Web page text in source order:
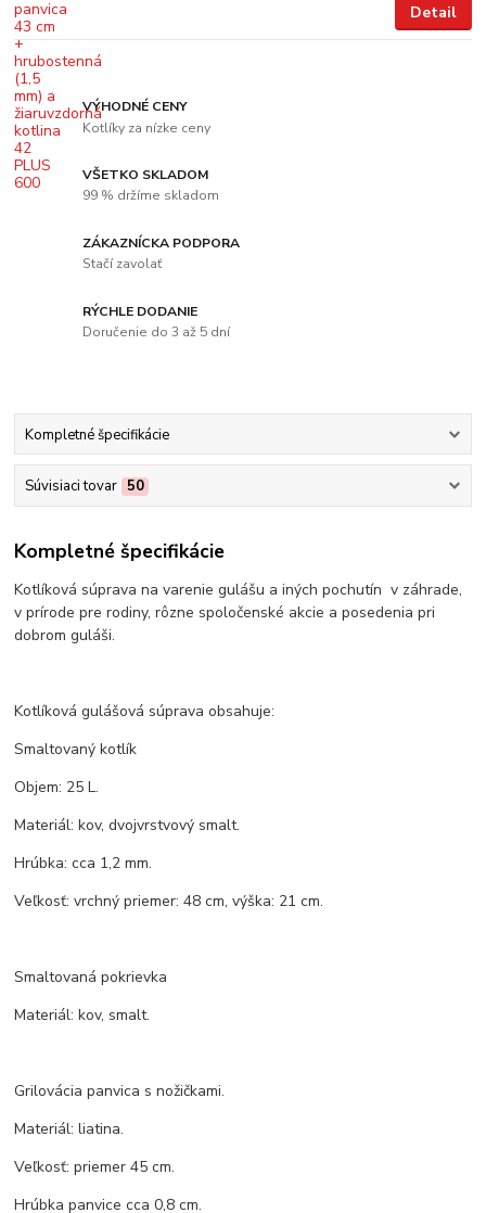
Detail
VÝHODNÉ CENY
Kotlíky za nízke ceny
VŠETKO SKLADOM
99 % držíme skladom
ZÁKAZNÍCKA PODPORA
Stačí zavolať
RÝCHLE DODANIE
Doručenie do 3 až 5 dní
Kompletné špecifikácie
Súvisiaci tovar 50
Kompletné špecifikácie
Kotlíková súprava na varenie gulášu a iných pochutín v záhrade,
v prírode pre rodiny, rôzne spoločenské akcie a posedenia pri
dobrom guláši.
Kotlíková gulášová súprava obsahuje:
Smaltovaný kotlík
Objem: 25 L.
Materiál: kov, dvojvrstvový smalt.
Hrúbka: cca 1,2 mm.
Veľkosť: vrchný priemer: 48 cm, výška: 21 cm.
Smaltovaná pokrievka
Materiál: kov, smalt.
Grilovácia panvica s nožičkami.
Materiál: liatina.
Veľkosť: priemer 45 cm.
Hrúbka panvice cca 0,8 cm.